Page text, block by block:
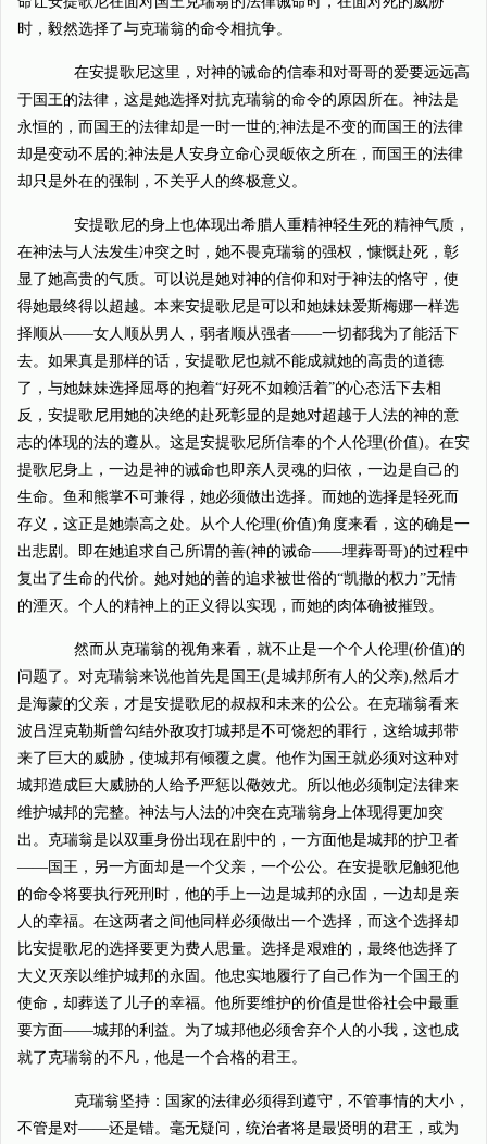
时，毅然选择了与克瑞翁的命令相抗争。
在安提歌尼这里，对神的诫命的信奉和对哥哥的爱要远远高
于国王的法律，这是她选择对抗克瑞翁的命令的原因所在。神法是
永恒的，而国王的法律却是一时一世的;神法是不变的而国王的法律
却是变动不居的;神法是人安身立命心灵皈依之所在，而国王的法律
却只是外在的强制，不关乎人的终极意义。
安提歌尼的身上也体现出希腊人重精神轻生死的精神气质，
在神法与人法发生冲突之时，她不畏克瑞翁的强权，慷慨赴死，彰
显了她高贵的气质。可以说是她对神的信仰和对于神法的恪守，使
得她最终得以超越。本来安提歌尼是可以和她妹妹爱斯梅娜一样选
择顺从——女人顺从男人，弱者顺从强者——一切都我为了能活下
去。如果真是那样的话，安提歌尼也就不能成就她的高贵的道德
了，与她妹妹选择屈辱的抱着“好死不如赖活着”的心态活下去相
反，安提歌尼用她的决绝的赴死彰显的是她对超越于人法的神的意
志的体现的法的遵从。这是安提歌尼所信奉的个人伦理(价值)。在安
提歌尼身上，一边是神的诫命也即亲人灵魂的归依，一边是自己的
生命。鱼和熊掌不可兼得，她必须做出选择。而她的选择是轻死而
存义，这正是她崇高之处。从个人伦理(价值)角度来看，这的确是一
出悲剧。即在她追求自己所谓的善(神的诫命——埋葬哥哥)的过程中
复出了生命的代价。她对她的善的追求被世俗的“凯撒的权力”无情
的湮灭。个人的精神上的正义得以实现，而她的肉体确被摧毁。
然而从克瑞翁的视角来看，就不止是一个个人伦理(价值)的
问题了。对克瑞翁来说他首先是国王(是城邦所有人的父亲),然后才
是海蒙的父亲，才是安提歌尼的叔叔和未来的公公。在克瑞翁看来
波吕涅克勒斯曾勾结外敌攻打城邦是不可饶恕的罪行，这给城邦带
来了巨大的威胁，使城邦有倾覆之虞。他作为国王就必须对这种对
城邦造成巨大威胁的人给予严惩以儆效尤。所以他必须制定法律来
维护城邦的完整。神法与人法的冲突在克瑞翁身上体现得更加突
出。克瑞翁是以双重身份出现在剧中的，一方面他是城邦的护卫者
——国王，另一方面却是一个父亲，一个公公。在安提歌尼触犯他
的命令将要执行死刑时，他的手上一边是城邦的永固，一边却是亲
人的幸福。在这两者之间他同样必须做出一个选择，而这个选择却
比安提歌尼的选择要更为费人思量。选择是艰难的，最终他选择了
大义灭亲以维护城邦的永固。他忠实地履行了自己作为一个国王的
使命，却葬送了儿子的幸福。他所要维护的价值是世俗社会中最重
要方面——城邦的利益。为了城邦他必须舍弃个人的小我，这也成
就了克瑞翁的不凡，他是一个合格的君王。
克瑞翁坚持：国家的法律必须得到遵守，不管事情的大小，
不管是对——还是错。毫无疑问，统治者将是最贤明的君王，或为